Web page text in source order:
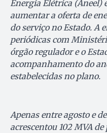
Energia Elétrica (Aneel)
aumentar a oferta de
do serviço no Estado. A
periódicas com
órgão regulador e o
acompanhamento do
estabelecidas no plano.
Apenas entre agosto e
acrescentou 102 MVA